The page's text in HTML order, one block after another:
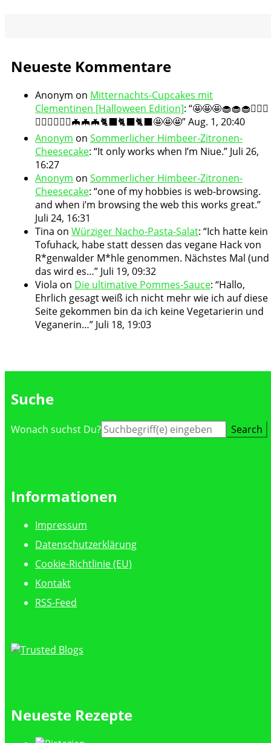
Neueste Kommentare
Anonym on Mitternachts-Cupcakes mit
Clementinen [Halloween Edition]: “🤩🤩🤩🧁🧁🧁🧛🏻‍♀️
🧛🏻‍♀️🧛🏻‍♀️🦇🦇🦇🐈‍⬛🐈‍⬛🐈‍⬛🤩🤩🤩”Aug. 1, 20:40
Anonym on Sommerlicher Himbeer-Zitronen-
Cheesecake: “It only works when I’m Niue.” Juli 26,
16:27
Anonym on Sommerlicher Himbeer-Zitronen-
Cheesecake: “one of my hobbies is web-browsing.
and when i’m browsing the web this works great.”
Juli 24, 16:31
Tina on Würziger Nacho-Pasta-Salat: “Ich hatte kein
Tofuhack, habe statt dessen das vegane Hack von
R*genwalder M*hle genommen. Nächstes Mal (und
das wird es…” Juli 19, 09:32
Viola on Die ultimative Pommes-Sauce: “Hallo,
Ehrlich gesagt weiß ich nicht mehr wie ich auf diese
Seite gekommen bin da ich keine Vegetarierin und
Veganerin…” Juli 18, 19:03
Suche
Suche
Wonach suchst Du?
Informationen
Impressum
Datenschutzerklärung
Cookie-Richtlinie (EU)
Kontakt
RSS-Feed
Neueste Rezepte